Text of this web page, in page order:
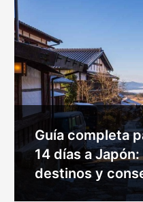
Guía completa
14 días a
destinos y